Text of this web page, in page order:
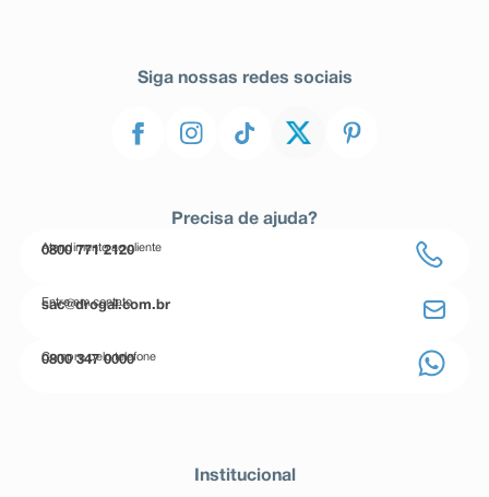
Siga nossas redes sociais
Precisa de ajuda?
Atendimento ao cliente
0800 771 2120
Entre em contato
sac@drogal.com.br
Compre pelo telefone
0800 347 0000
Institucional